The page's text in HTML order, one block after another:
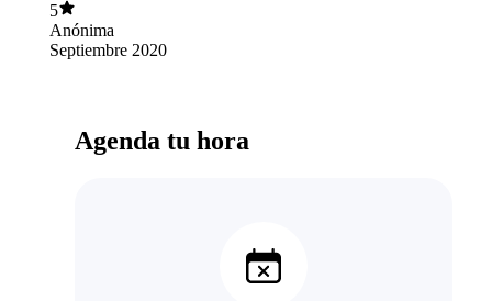
5
Anónima
Septiembre 2020
Agenda tu hora